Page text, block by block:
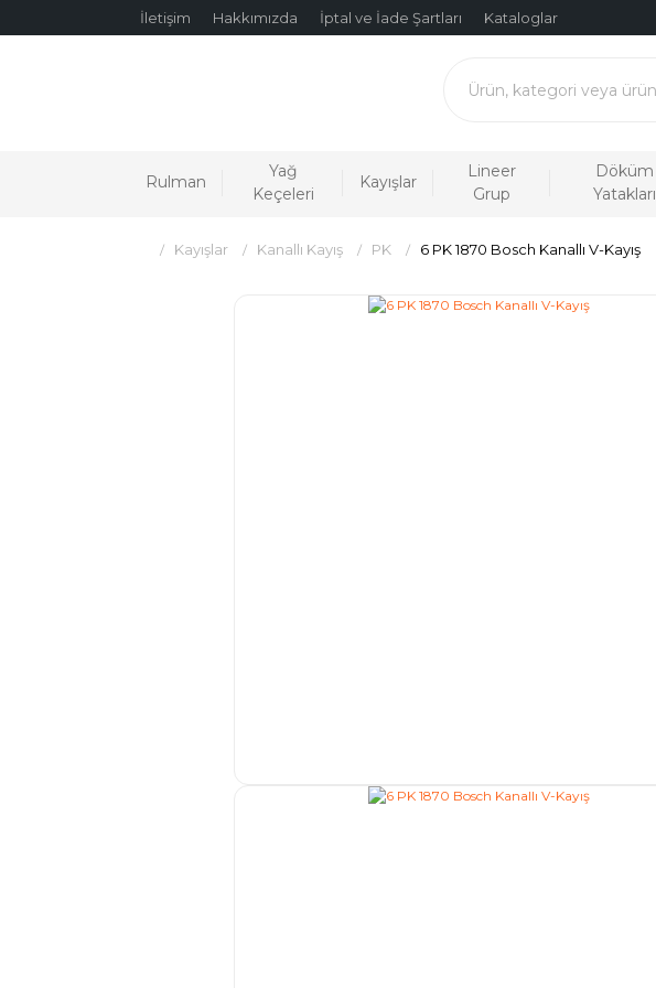
İletişim Hakkımızda İptal ve İade Şartları Kataloglar
Rulman
Yağ
Keçeleri
Kayışlar
Lineer
Grup
Döküm
Yatakları
Kayışlar Kanallı Kayış PK 6 PK 1870 Bosch Kanallı V-Kayış